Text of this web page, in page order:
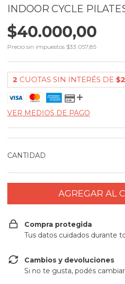
INDOOR CYCLE
$40.000,00
Precio sin impuestos $33.057,85
2 CUOTAS SIN INTERÉS DE
VER MEDIOS DE PAGO
CANTIDAD
Compra protegida
Tus datos cuidados durante
Cambios y devoluciones
Si no te gusta, podés